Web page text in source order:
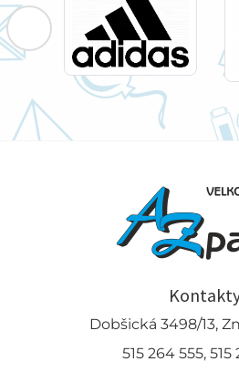
Dobšická 3498/13,
515 264 555,